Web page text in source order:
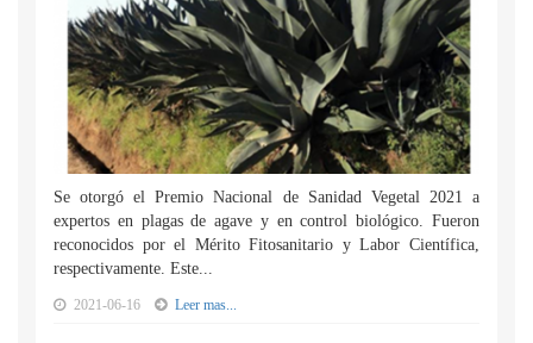
Se otorgó el Premio Nacional de Sanidad Vegetal 2021 a
expertos en plagas de agave y en control biológico. Fueron
reconocidos por el Mérito Fitosanitario y Labor Científica,
respectivamente. Este...
2021-06-16 Leer mas...